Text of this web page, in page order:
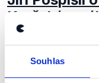
Souhlas
Kerčském
27. listopadu 2018
Jak se vyvíjejí
odchodu z EU,
Kerčském průlivu